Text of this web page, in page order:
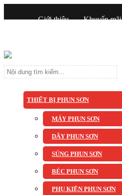
Giới thiệu Khuyến mãi
THIẾT BỊ PHUN SƠN
MÁY PHUN SƠN
DÂY PHUN SƠN
SÚNG PHUN SƠN
BÉC PHUN SƠN
PHỤ KIỆN PHUN SƠN